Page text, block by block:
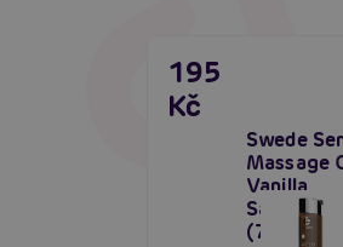
Swede
Massage
Vanilla
Sandalwood
(75 ml)
195
Kč